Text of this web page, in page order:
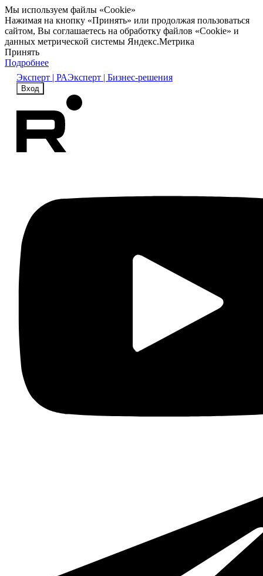
Мы используем файлы «Cookie»
Нажимая на кнопку «Принять» или продолжая пользоваться
сайтом, Вы соглашаетесь на обработку файлов «Cookie» и
данных метрической системы Яндекс.Метрика
Принять
Подробнее
Эксперт | РАЭксперт | Бизнес-решения
Вход